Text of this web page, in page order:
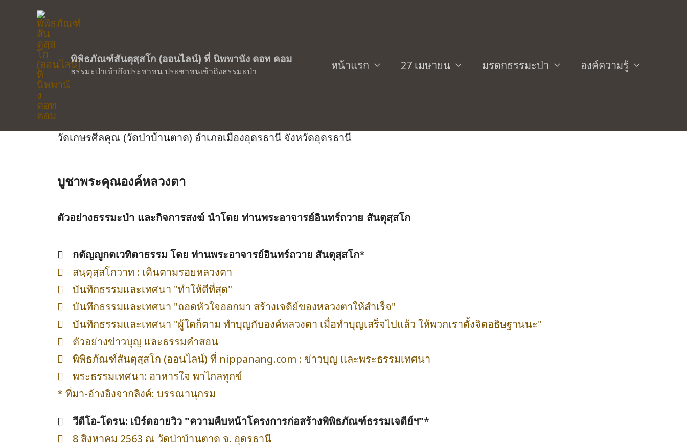
พิพิธภัณฑ์สันตุสฺสโก (ออนไลน์) ที่ นิพพานัง ดอท คอม
ธรรมะป่าเข้าถึงประชาชน ประชาชนเข้าถึงธรรมะป่า หน้าแรก 27 เมษายน มรดกธรรมะป่า องค์ความรู้
ในการเข้าสู่นิพพาน…วันอาทิตย์ที่ ๓๐ มกราคม พ.ศ. ๒๕๕๔…เวลา ๐๓.๕๓ น.
พิพิธภัณฑ์ธรรมเจดีย์พระธรรมวิสุทธิมงคล หลวงตามหาบัว ญาณสัมปันโน
วัดเกษรศีลคุณ (วัดป่าบ้านตาด) อำเภอเมืองอุดรธานี จังหวัดอุดรธานี
บูชาพระคุณองค์หลวงตา
ตัวอย่างธรรมะป่า และกิจการสงฆ์ นำโดย ท่านพระอาจารย์อินทร์ถวาย สันตุสฺสโก
กตัญญูกตเวทิตาธรรม โดย ท่านพระอาจารย์อินทร์ถวาย สันตุสฺสโก*
สนฺตุสฺสโกวาท : เดินตามรอยหลวงตา
บันทึกธรรมและเทศนา "ทำให้ดีที่สุด"
บันทึกธรรมและเทศนา "ถอดหัวใจออกมา สร้างเจดีย์ของหลวงตาให้สำเร็จ"
บันทึกธรรมและเทศนา "ผู้ใดก็ตาม ทำบุญกับองค์หลวงตา เมื่อทำบุญเสร็จไปแล้ว ให้พวกเราตั้งจิตอธิษฐานนะ"
ตัวอย่างข่าวบุญ และธรรมคำสอน
พิพิธภัณฑ์สันตุสฺสโก (ออนไลน์) ที่ nippanang.com : ข่าวบุญ และพระธรรมเทศนา
พระธรรมเทศนา: อาหารใจ พาไกลทุกข์
* ที่มา-อ้างอิงจากลิงค์: บรรณานุกรม
วีดีโอ-โดรน: เบิร์ดอายวิว "ความคืบหน้าโครงการก่อสร้างพิพิธภัณฑ์ธรรมเจดีย์ฯ"*
8 สิงหาคม 2563 ณ วัดป่าบ้านตาด จ. อุดรธานี